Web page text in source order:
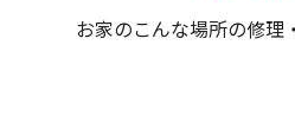
お家のこんな場所の修理